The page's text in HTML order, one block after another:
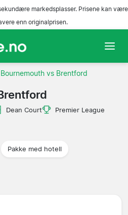
markedsplasser. Prisene kan være
enn originalprisen.
Bournemouth vs Brentford
Dean Court
Premier League
Pakke med hotell